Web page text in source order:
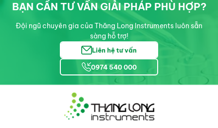
BẠN CẦN TƯ VẤN GIẢI PHÁP PHÙ HỢP?
Đội ngũ chuyên gia của Thăng Long Instruments luôn sẵn
sàng hỗ trợ!
Liên hệ tư vấn
0974 540 000